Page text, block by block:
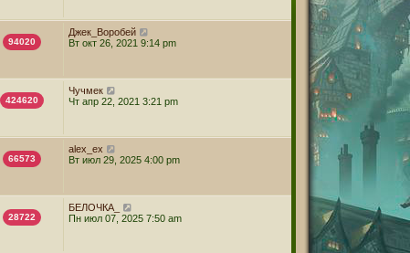
94020
Джек_Воробей
Вт окт 26, 2021 9:14 pm
424620
Чучмек
Чт апр 22, 2021 3:21 pm
66573
alex_ex
Вт июл 29, 2025 4:00 pm
28722
БЕЛОЧКА_
Пн июл 07, 2025 7:50 am